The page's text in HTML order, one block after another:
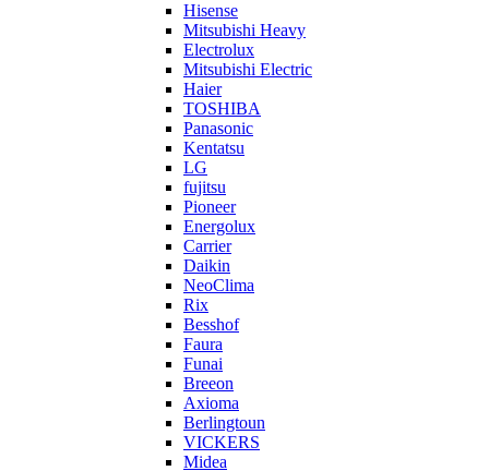
Hisense
Mitsubishi Heavy
Electrolux
Mitsubishi Electric
Haier
TOSHIBA
Panasonic
Kentatsu
LG
fujitsu
Pioneer
Energolux
Carrier
Daikin
NeoClima
Rix
Besshof
Faura
Funai
Breeon
Axioma
Berlingtoun
VICKERS
Midea